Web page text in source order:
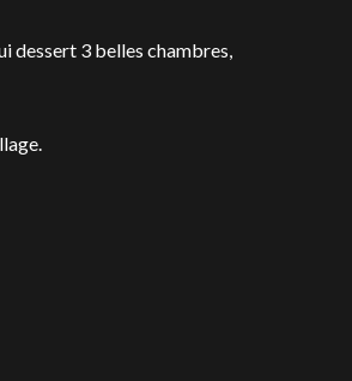
dessert 3 belles chambres,